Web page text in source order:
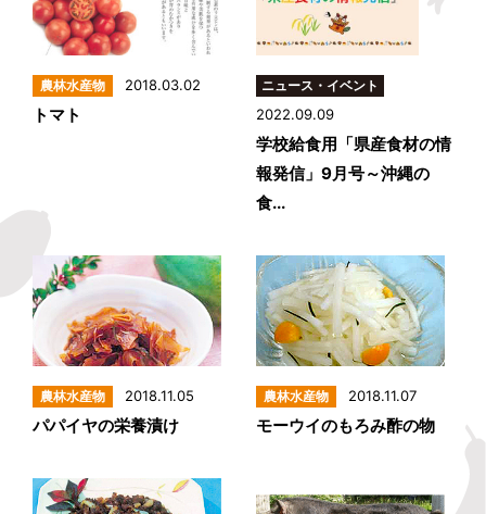
2018.03.02
トマト 2022.09.09
学校給食用「県産食材の情
報発信」9月号～沖縄の
食...
2018.11.05
パパイヤの栄養漬け
2018.11.07
モーウイのもろみ酢の物